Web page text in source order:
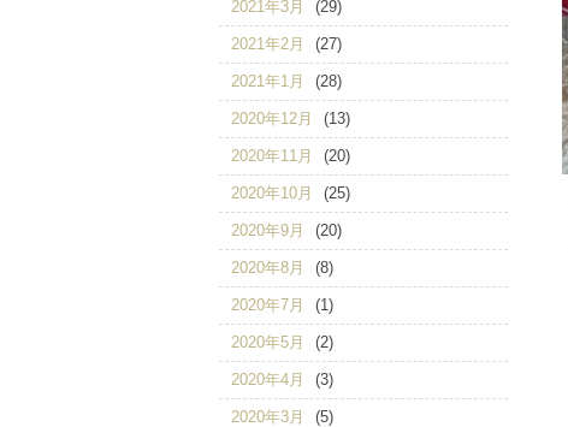
2021年3月 (29)
2021年2月 (27)
2021年1月 (28)
2020年12月 (13)
2020年11月 (20)
2020年10月 (25)
2020年9月 (20)
2020年8月 (8)
2020年7月 (1)
2020年5月 (2)
2020年4月 (3)
2020年3月 (5)